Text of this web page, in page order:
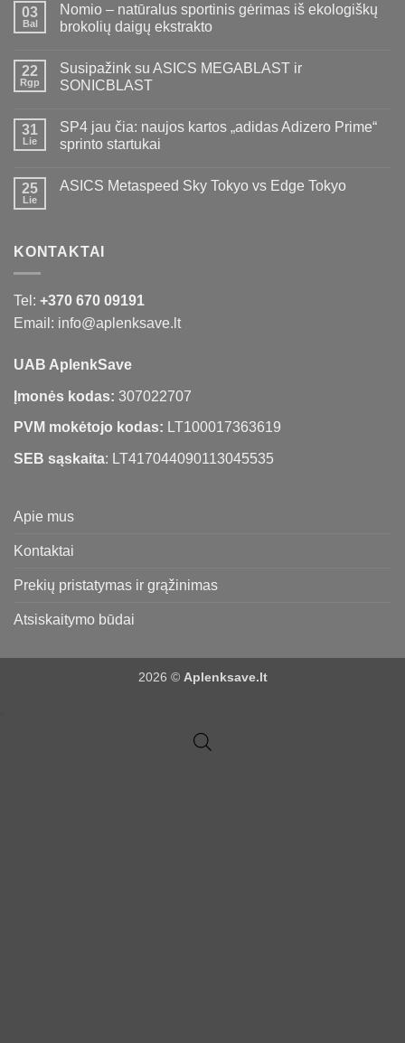
03
Bal
Nomio – natūralus sportinis gėrimas iš ekologiškų
brokolių daigų ekstrakto
22
Rgp
Susipažink su ASICS MEGABLAST ir
SONICBLAST
31
Lie
SP4 jau čia: naujos kartos „adidas Adizero Prime“
sprinto startukai
25
Lie
ASICS Metaspeed Sky Tokyo vs Edge Tokyo
KONTAKTAI
Tel: +370 670 09191
Email: info@aplenksave.lt
UAB AplenkSave
Įmonės kodas: 307022707
PVM mokėtojo kodas: LT100017363619
SEB sąskaita: LT417044090113045535
Apie mus
Kontaktai
Prekių pristatymas ir grąžinimas
Atsiskaitymo būdai
2026 © Aplenksave.lt